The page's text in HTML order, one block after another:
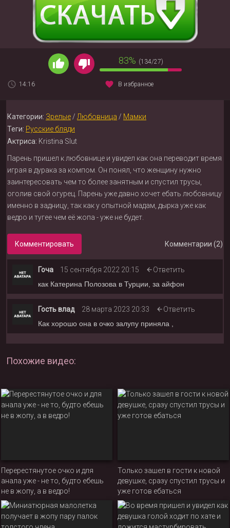
83% (134/27)
14:16 В избранное
Категории: Зрелые/Любовница / Мамки
Теги: Русские бляди
Актриса: Kristina Slut
Парень пришел к любовнице и увидел как она переводит время
играя в дурака за компом. Он понял, что женщину нужно
заинтересовать чем то более занятным и спустил трусы,
оголив свой огурец. Парень уже давно хочет ебать любовницу
именно в задницу, так как у опытной мадам, дырка уже как
ведро и тугее чем её жопа - уже не будет.
Комментировать Комментарии (2)
Гоча 15 сентября 2022 20:15
Ответить
как Катерина Полозова в Турции, за айфон
Гость влад 28 марта 2023 20:33
Ответить
Как хорошо она в очко залупу приняла ,
Похожие видео:
Перерестянутое очко и для
анала уже - не то, будто ебешь
не в жопу, а в ведро!
Только зашел в гости к новой
девушке, сразу спустил трусы и
уже готов ебаться